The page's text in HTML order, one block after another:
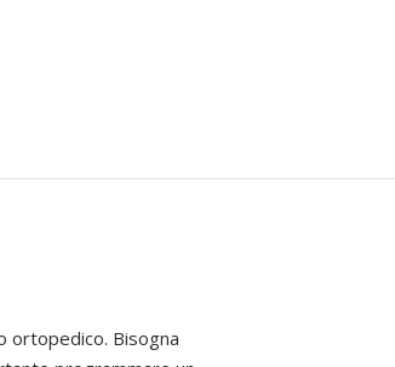
ortopedico. Bisogna